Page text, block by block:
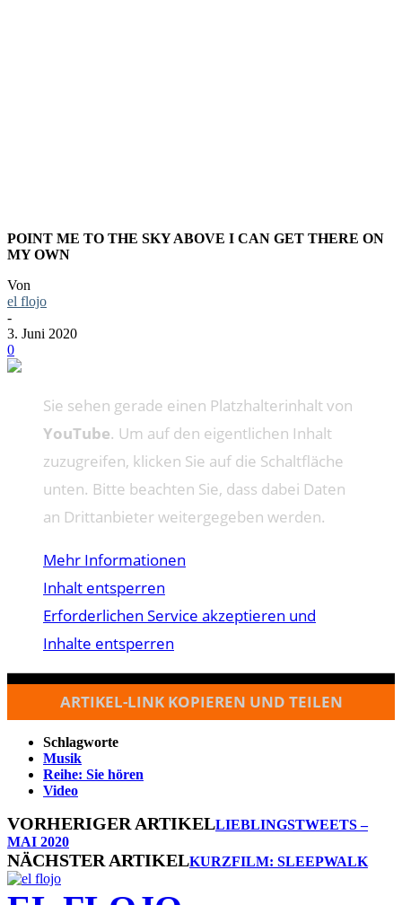
POINT ME TO THE SKY ABOVE I CAN GET THERE ON
MY OWN
Von
el flojo
-
3. Juni 2020
0
Sie sehen gerade einen Platzhalterinhalt von
YouTube. Um auf den eigentlichen Inhalt
zuzugreifen, klicken Sie auf die Schaltfläche
unten. Bitte beachten Sie, dass dabei Daten
an Drittanbieter weitergegeben werden.
Mehr Informationen
Inhalt entsperren
Erforderlichen Service akzeptieren und
Inhalte entsperren
ARTIKEL-LINK KOPIEREN UND TEILEN
Schlagworte
Musik
Reihe: Sie hören
Video
VORHERIGER ARTIKELLIEBLINGSTWEETS –
MAI 2020
NÄCHSTER ARTIKELKURZFILM: SLEEPWALK